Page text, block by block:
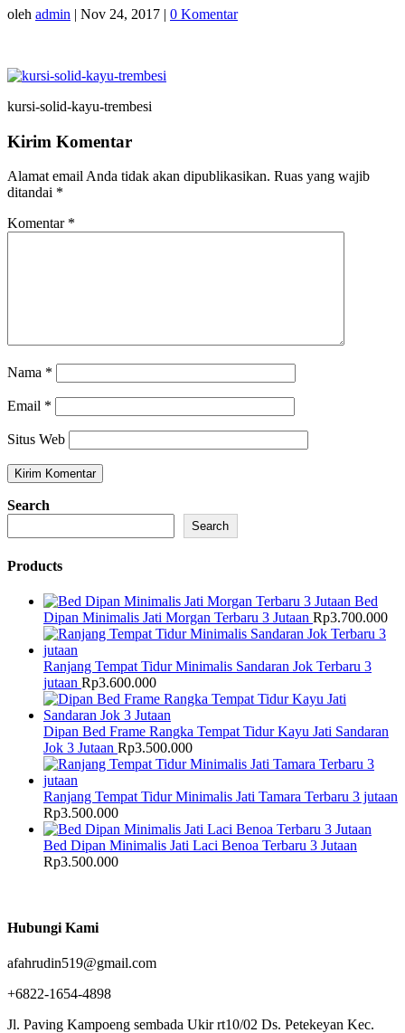
oleh admin | Nov 24, 2017 | 0 Komentar
kursi-solid-kayu-trembesi
Kirim Komentar
Alamat email Anda tidak akan dipublikasikan. Ruas yang wajib
ditandai *
Komentar *
Nama *
Email *
Situs Web
Search
Search
Products
Bed
Dipan Minimalis Jati Morgan Terbaru 3 Jutaan Rp3.700.000
Ranjang Tempat Tidur Minimalis Sandaran Jok Terbaru 3
jutaan Rp3.600.000
Dipan Bed Frame Rangka Tempat Tidur Kayu Jati Sandaran
Jok 3 Jutaan Rp3.500.000
Ranjang Tempat Tidur Minimalis Jati Tamara Terbaru 3 jutaan
Rp3.500.000
Bed Dipan Minimalis Jati Laci Benoa Terbaru 3 Jutaan
Rp3.500.000
Hubungi Kami
afahrudin519@gmail.com
+6822-1654-4898
Jl. Paving Kampoeng sembada Ukir rt10/02 Ds. Petekeyan Kec.